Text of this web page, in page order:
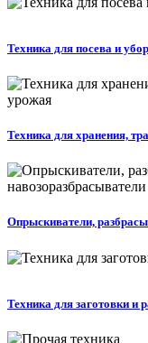
Техника для посева и
Техника для хранения,
Опрыскиватели,
Техника для заготовки и